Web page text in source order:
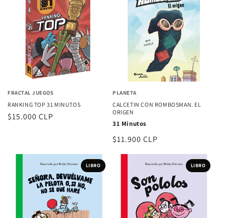
FRACTAL JUEGOS
RANKING TOP 31 MINUTOS
Precio
$15.000 CLP
PLANETA
CALCETIN CON ROMBOSMAN. EL
ORIGEN
31 Minutos
Precio
$11.900 CLP
LIBRO LIBRO